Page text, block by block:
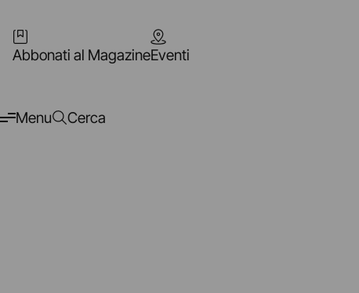
Abbonati al MagazineEventi
Menu Cerca